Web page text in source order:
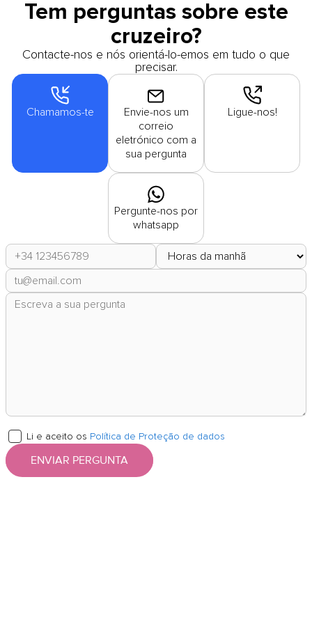
Tem perguntas sobre este
cruzeiro?
Contacte-nos e nós orientá-lo-emos em tudo o que
precisar.
Chamamos-te
Envie-nos um
correio
eletrónico com a
sua pergunta
Ligue-nos!
Pergunte-nos por
whatsapp
Li e aceito os Política de Proteção de dados
ENVIAR PERGUNTA